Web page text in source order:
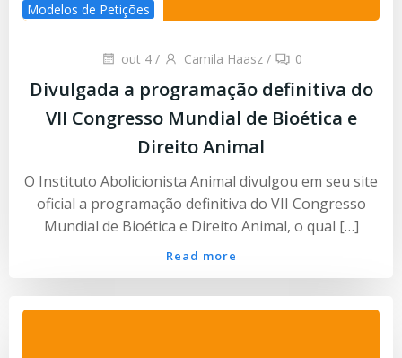
Modelos de Petições
out 4 / Camila Haasz / 0
Divulgada a programação definitiva do
VII Congresso Mundial de Bioética e
Direito Animal
O Instituto Abolicionista Animal divulgou em seu site
oficial a programação definitiva do VII Congresso
Mundial de Bioética e Direito Animal, o qual […]
Read more